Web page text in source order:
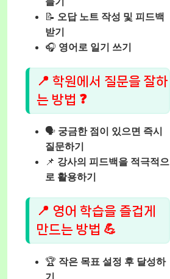
📝 오답 노트 작성 및 피드백
받기
🎧 영어로 일기 쓰기
📍 학원에서 질문을 잘하
는 방법 ❓
🗣️ 궁금한 점이 있으면 즉시
질문하기
📌 강사의 피드백을 적극적으
로 활용하기
📍 영어 학습을 즐겁게
만드는 방법 💪
🏆 작은 목표 설정 후 달성하
기